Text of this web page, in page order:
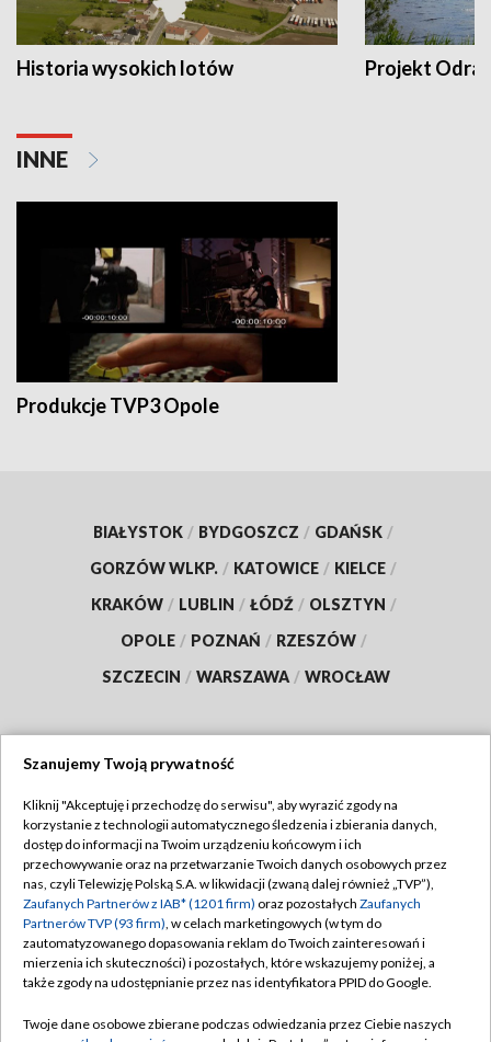
Historia wysokich lotów Projekt Odra
INNE
Produkcje TVP3 Opole
BIAŁYSTOK / BYDGOSZCZ / GDAŃSK /
GORZÓW WLKP. / KATOWICE / KIELCE /
KRAKÓW / LUBLIN / ŁÓDŹ / OLSZTYN /
OPOLE / POZNAŃ / RZESZÓW /
SZCZECIN / WARSZAWA / WROCŁAW
TVP
Abonament TVP
Emisja w TVP
Centrum informacji TVP
Naziemna Telewizja Cyfrowa
Regulamin TVP
Polityka prywatności
Moje zgody
Pomoc
Szanujemy Twoją prywatność
Kliknij "Akceptuję i przechodzę do serwisu", aby wyrazić zgody na
korzystanie z technologii automatycznego śledzenia i zbierania danych,
dostęp do informacji na Twoim urządzeniu końcowym i ich
przechowywanie oraz na przetwarzanie Twoich danych osobowych przez
nas, czyli Telewizję Polską S.A. w likwidacji (zwaną dalej również „TVP”),
Zaufanych Partnerów z IAB* (1201 firm) oraz pozostałych Zaufanych
Partnerów TVP (93 firm), w celach marketingowych (w tym do
zautomatyzowanego dopasowania reklam do Twoich zainteresowań i
mierzenia ich skuteczności) i pozostałych, które wskazujemy poniżej, a
także zgody na udostępnianie przez nas identyfikatora PPID do Google.
Twoje dane osobowe zbierane podczas odwiedzania przez Ciebie naszych